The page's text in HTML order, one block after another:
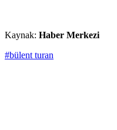
Kaynak: Haber Merkezi
#bülent turan